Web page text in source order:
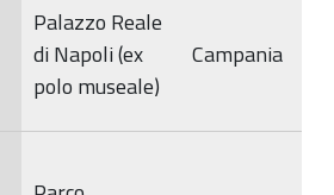
Palazzo Reale
di Napoli (ex
polo museale)
Campania